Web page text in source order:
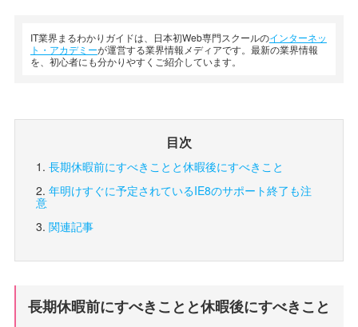
IT業界まるわかりガイドは、日本初Web専門スクールのインターネッ
ト・アカデミーが運営する業界情報メディアです。最新の業界情報
を、初心者にも分かりやすくご紹介しています。
目次
長期休暇前にすべきことと休暇後にすべきこと
年明けすぐに予定されているIE8のサポート終了も注
意
関連記事
長期休暇前にすべきことと休暇後にすべきこと